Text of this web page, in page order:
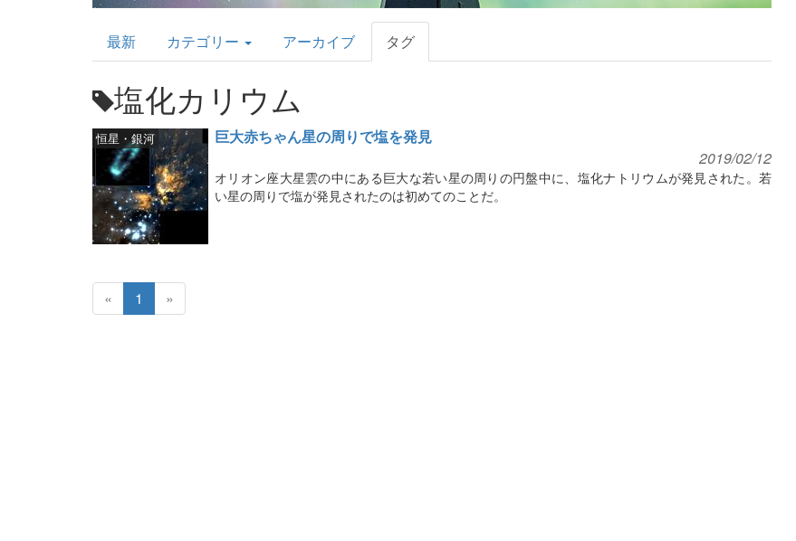
AstroArts
Topics
最新 カテゴリー アーカイブ タグ
塩化カリウム
巨大赤ちゃん星の周りで塩を発見
恒星・銀河
2019/02/12
オリオン座大星雲の中にある巨大な若い星の周りの円盤中に、塩化ナトリウムが発見された。若
い星の周りで塩が発見されたのは初めてのことだ。
« 1 »